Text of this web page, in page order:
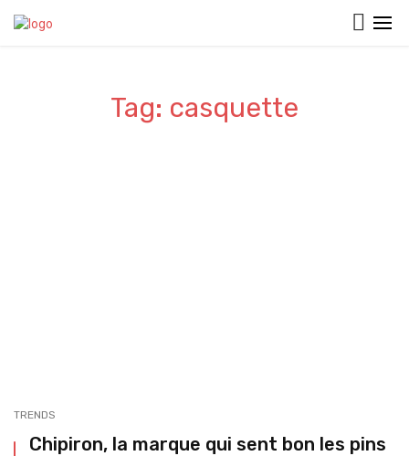
Tag: casquette
TRENDS
Chipiron, la marque qui sent bon les pins